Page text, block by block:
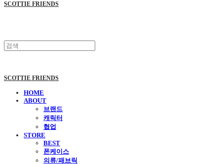
SCOTTIE FRIENDS
SCOTTIE FRIENDS
HOME
ABOUT
브랜드
캐릭터
협업
STORE
BEST
폰케이스
의류/패브릭